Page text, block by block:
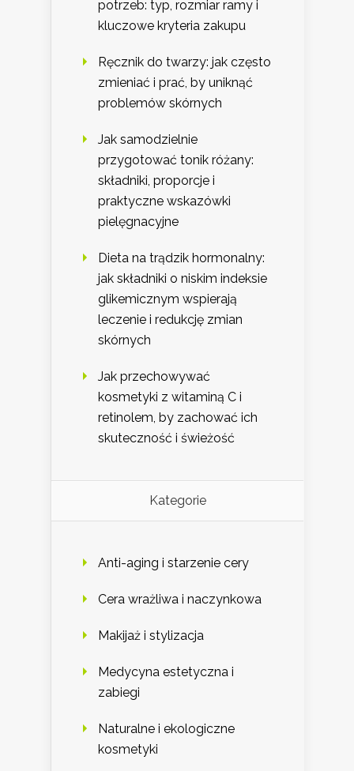
potrzeb: typ, rozmiar ramy i
kluczowe kryteria zakupu
Ręcznik do twarzy: jak często
zmieniać i prać, by uniknąć
problemów skórnych
Jak samodzielnie
przygotować tonik różany:
składniki, proporcje i
praktyczne wskazówki
pielęgnacyjne
Dieta na trądzik hormonalny:
jak składniki o niskim indeksie
glikemicznym wspierają
leczenie i redukcję zmian
skórnych
Jak przechowywać
kosmetyki z witaminą C i
retinolem, by zachować ich
skuteczność i świeżość
Kategorie
Anti-aging i starzenie cery
Cera wrażliwa i naczynkowa
Makijaż i stylizacja
Medycyna estetyczna i
zabiegi
Naturalne i ekologiczne
kosmetyki